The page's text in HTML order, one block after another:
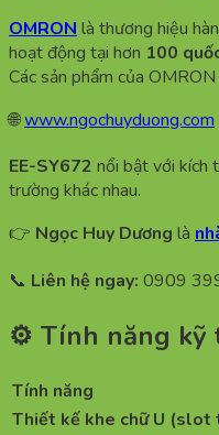
OMRON là thương hiệu
hoạt động tại hơn 100
Các sản phẩm của
🌐www.ngochuyduong.com
EE-SY672 nổi bật với kích
trường khác nhau.
👉 Ngọc Huy Dương là
📞 Liên hệ ngay: 0909
⚙️ Tính năng kỹ
Tính năng
Thiết kế khe chữ U (slot